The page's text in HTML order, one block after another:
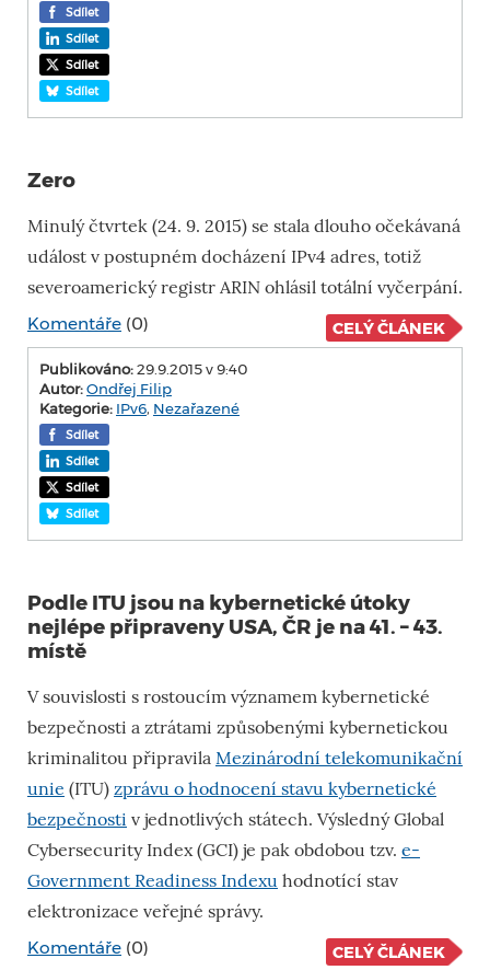
Sdílet
Sdílet
Sdílet
Sdílet
Zero
Minulý čtvrtek (24. 9. 2015) se stala dlouho očekávaná
událost v postupném docházení IPv4 adres, totiž
severoamerický registr ARIN ohlásil totální vyčerpání.
Komentáře (0) CELÝ ČLÁNEK
Publikováno:29.9.2015 v 9:40
Autor:Ondřej Filip
Kategorie: IPv6, Nezařazené
Sdílet
Sdílet
Sdílet
Sdílet
Podle ITU jsou na kybernetické útoky
nejlépe připraveny USA, ČR je na 41. – 43.
místě
V souvislosti s rostoucím významem kybernetické
bezpečnosti a ztrátami způsobenými kybernetickou
kriminalitou připravila Mezinárodní telekomunikační
unie (ITU) zprávu o hodnocení stavu kybernetické
bezpečnosti v jednotlivých státech. Výsledný Global
Cybersecurity Index (GCI) je pak obdobou tzv. e-
Government Readiness Indexu hodnotící stav
elektronizace veřejné správy.
Komentáře (0) CELÝ ČLÁNEK